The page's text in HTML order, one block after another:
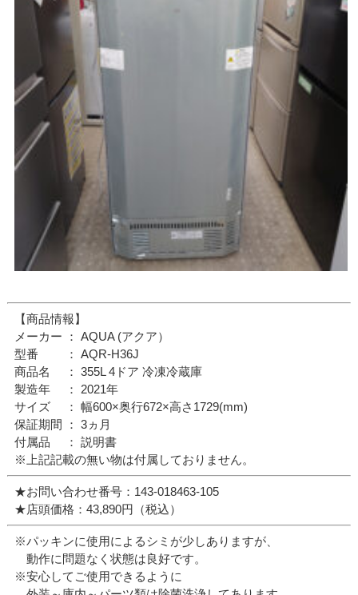
【商品情報】
メーカー ： AQUA (アクア）
型番 ： AQR-H36J
商品名 ： 355L 4ドア 冷凍冷蔵庫
製造年 ： 2021年
サイズ ： 幅600×奥行672×高さ1729(mm)
保証期間 ： 3ヵ月
付属品 ： 説明書
※上記記載の無い物は付属しておりません。
★お問い合わせ番号：143-018463-105
★店頭価格：43,890円（税込）
※パッキンに使用によるシミが少しありますが、
動作に問題なく状態は良好です。
※安心してご使用できるように